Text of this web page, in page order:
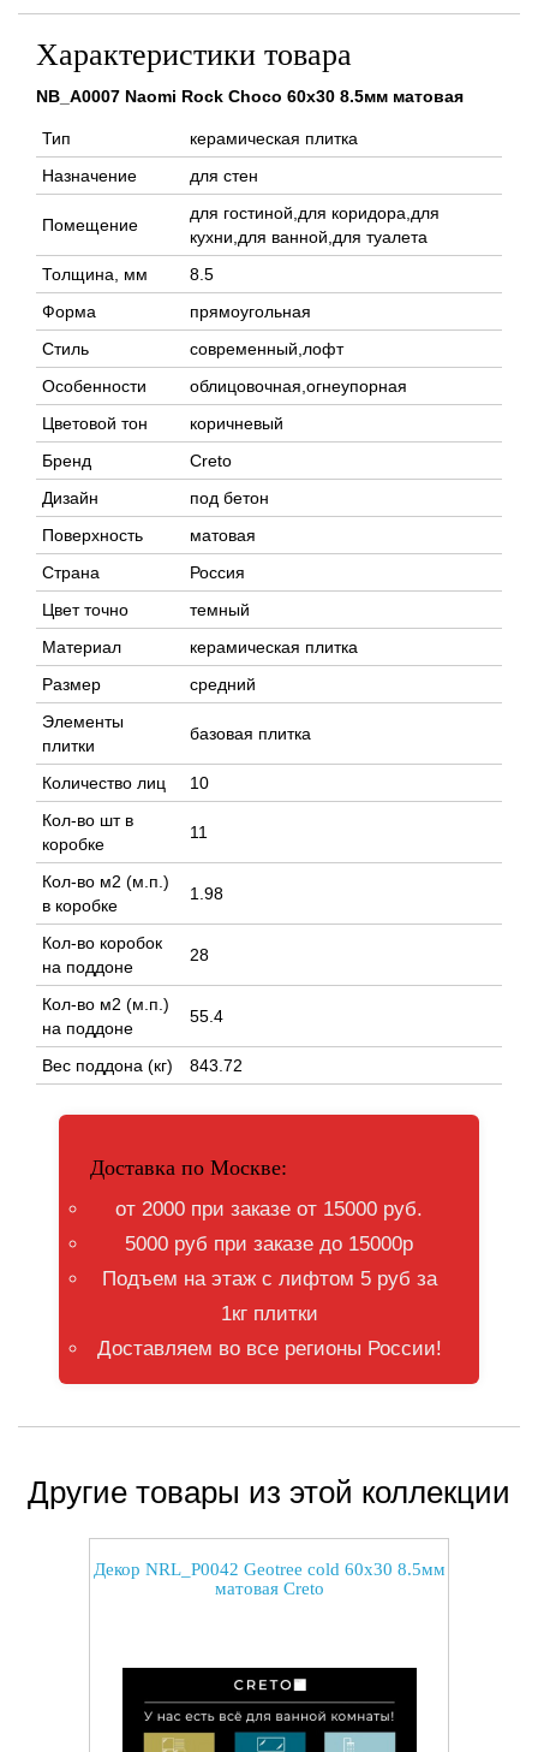
Характеристики товара
NB_A0007 Naomi Rock Choco 60x30 8.5мм матовая
Тип
керамическая плитка
Назначение
для стен
Помещение
для гостиной,для коридора,для
кухни,для ванной,для туалета
Толщина, мм
8.5
Форма
прямоугольная
Стиль
современный,лофт
Особенности
облицовочная,огнеупорная
Цветовой тон
коричневый
Бренд
Creto
Дизайн
под бетон
Поверхность
матовая
Страна
Россия
Цвет точно
темный
Материал
керамическая плитка
Размер
средний
Элементы
плитки
базовая плитка
Количество лиц
10
Кол-во шт в
коробке
11
Кол-во м2 (м.п.)
в коробке
1.98
Кол-во коробок
на поддоне
28
Кол-во м2 (м.п.)
на поддоне
55.4
Вес поддона (кг) 843.72
Доставка по Москве:
от 2000 при заказе от 15000 руб.
5000 руб при заказе до 15000р
Подъем на этаж с лифтом 5 руб за
1кг плитки
Доставляем во все регионы России!
Другие товары из этой коллекции
Декор NRL_P0042 Geotree cold 60x30 8.5мм
матовая Creto